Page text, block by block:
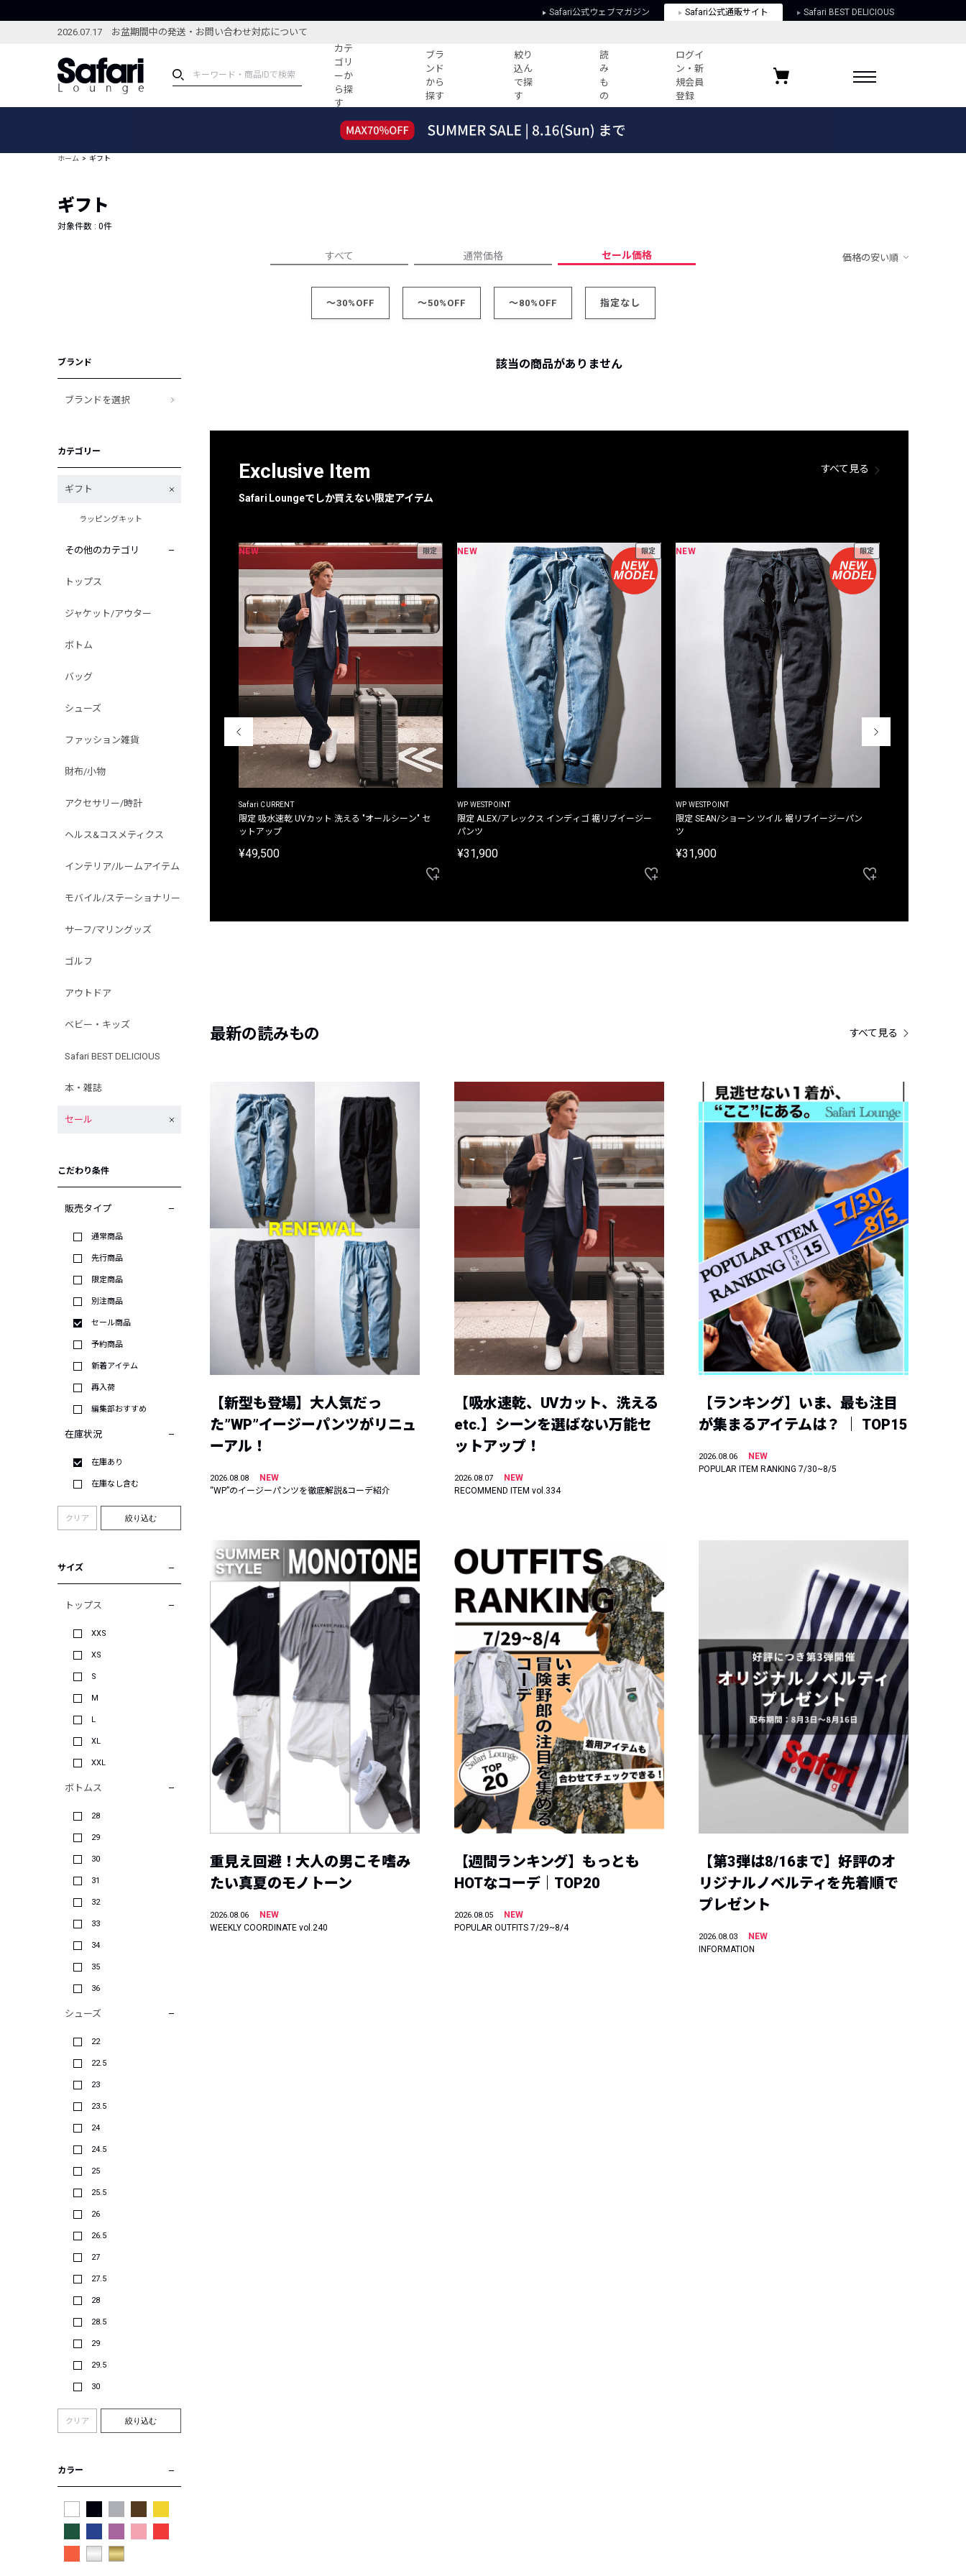
Safari公式ウェブマガジン Safari公式通販サイト Safari BEST DELICIOUS
2026.07.17 お盆期間中の発送・お問い合わせ対応について
カテ
ゴリ
ーか
ら探
す
ブラ
ンド
から
探す
絞り
込ん
で探
す
読
み
も
の
ログイ
ン・新
規会員
登録
ブランドから探す
新着アイテム
編集部のおすすめアイテム
すべての記事
人気記事ランキング
ウィークリーコーデ
プライバシーポリシー
お気に入りブランド
ホーム ギフト
ギフト
対象件数 : 0件
すべて 通常価格 セール価格 価格の安い順
～30%OFF ～50%OFF ～80%OFF 指定なし
ブランド
ブランドを選択
カテゴリー
ギフト
ラッピングキット
その他のカテゴリ
トップス
ジャケット/アウター
ボトム
バッグ
シューズ
ファッション雑貨
財布/小物
アクセサリー/時計
ヘルス&コスメティクス
インテリア/ルームアイテム
モバイル/ステーショナリー
サーフ/マリングッズ
ゴルフ
アウトドア
ベビー・キッズ
Safari BEST DELICIOUS
本・雑誌
セール
こだわり条件
販売タイプ
通常商品
先行商品
限定商品
別注商品
セール商品
予約商品
新着アイテム
再入荷
編集部おすすめ
在庫状況
在庫あり
在庫なし含む
クリア 絞り込む
サイズ
トップス
XXS
XS
S
M
L
XL
XXL
ボトムス
28
29
30
31
32
33
34
35
36
シューズ
22
22.5
23
23.5
24
24.5
25
25.5
26
26.5
27
27.5
28
28.5
29
29.5
30
クリア 絞り込む
カラー
該当の商品がありません
Exclusive Item
Safari Loungeでしか買えない限定アイテム
すべて見る
NEW 限定
Safari CURRENT
限定 吸水速乾 UVカット 洗える "オールシーン" セ
ットアップ
¥49,500
NEW 限定
WP WESTPOINT
限定 ALEX/アレックス インディゴ 裾リブイージー
パンツ
¥31,900
NEW 限定
WP WESTPOINT
限定 SEAN/ショーン ツイル 裾リブイージーパン
ツ
¥31,900
最新の読みもの すべて見る
【新型も登場】大人気だっ
た”WP”イージーパンツがリニュ
ーアル！
2026.08.08
NEW
“WP”のイージーパンツを徹底解説&コーデ紹介
【吸水速乾、UVカット、洗える
etc.】シーンを選ばない万能セ
ットアップ！
2026.08.07
NEW
RECOMMEND ITEM vol.334
【ランキング】いま、最も注目
が集まるアイテムは？ ｜ TOP15
2026.08.06
NEW
POPULAR ITEM RANKING 7/30~8/5
重見え回避！大人の男こそ嗜み
たい真夏のモノトーン
2026.08.06
NEW
WEEKLY COORDINATE vol.240
【週間ランキング】もっとも
HOTなコーデ｜TOP20
2026.08.05
NEW
POPULAR OUTFITS 7/29~8/4
【第3弾は8/16まで】好評のオ
リジナルノベルティを先着順で
プレゼント
2026.08.03
NEW
INFORMATION